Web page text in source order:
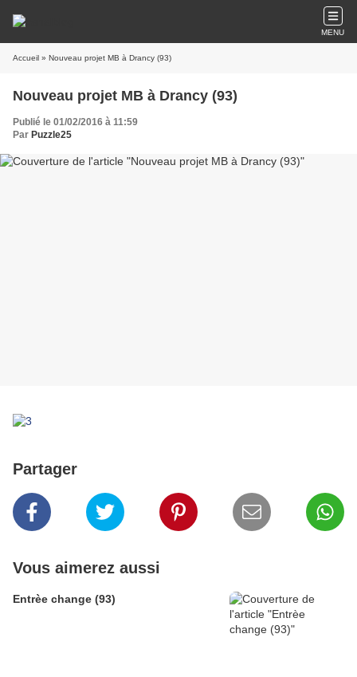
MENU
Accueil » Nouveau projet MB à Drancy (93)
Nouveau projet MB à Drancy (93)
Publié le 01/02/2016 à 11:59
Par Puzzle25
Partager
Vous aimerez aussi
Entrèe change (93)